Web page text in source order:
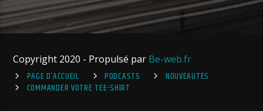
Copyright 2020 - Propulsé par Be-web.fr
PAGE D’ACCUEIL
PODCASTS
NOUVEAUTÉS
COMMANDER VOTRE TEE-SHIRT